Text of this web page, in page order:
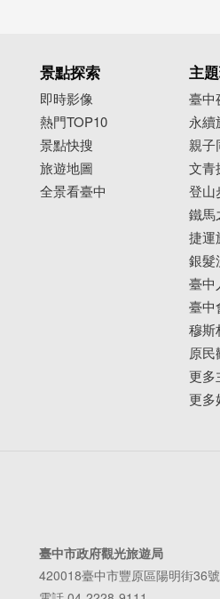
景點探索
即時影像
熱門TOP10
景點快搜
旅遊地圖
全景看臺中
主
臺中
永續
親子
文青
登山
鐵馬
捷運
銀髮
臺中
臺中
穆斯
原民
更多
更多
臺中市政府觀光旅遊局
420018臺中市豐原區陽明街36